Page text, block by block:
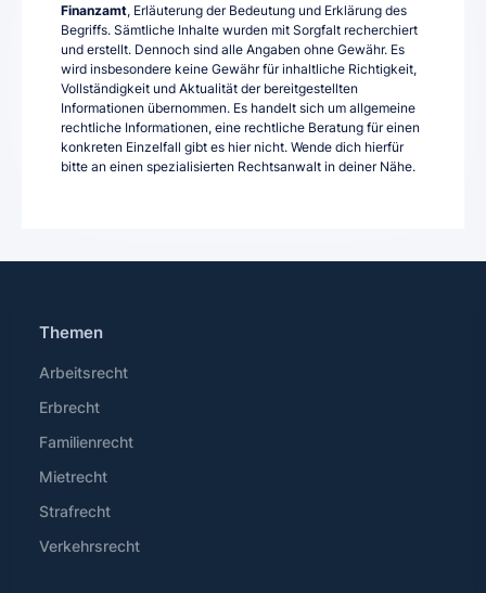
Finanzamt, Erläuterung der Bedeutung und Erklärung des
Begriffs. Sämtliche Inhalte wurden mit Sorgfalt recherchiert
und erstellt. Dennoch sind alle Angaben ohne Gewähr. Es
wird insbesondere keine Gewähr für inhaltliche Richtigkeit,
Vollständigkeit und Aktualität der bereitgestellten
Informationen übernommen. Es handelt sich um allgemeine
rechtliche Informationen, eine rechtliche Beratung für einen
konkreten Einzelfall gibt es hier nicht. Wende dich hierfür
bitte an einen spezialisierten Rechtsanwalt in deiner Nähe.
Themen
Arbeitsrecht
Erbrecht
Familienrecht
Mietrecht
Strafrecht
Verkehrsrecht